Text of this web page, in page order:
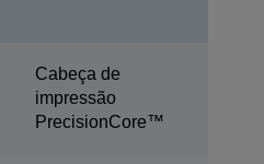
Cabeça de
impressão
PrecisionCore™